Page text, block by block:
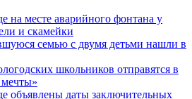
на месте аварийного фонтана у
и скамейки
семью с двумя детьми нашли в
школьников отправятся в
мечты»
объявлены даты заключительных